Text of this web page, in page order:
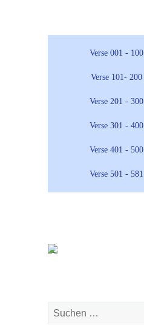
Verse 001 - 100
Verse 101- 200
Verse 201 - 300
Verse 301 - 400
Verse 401 - 500
Verse 501 - 581
Suchen
nach: